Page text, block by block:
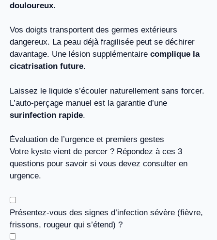
douloureux.
Vos doigts transportent des germes extérieurs
dangereux. La peau déjà fragilisée peut se déchirer
davantage. Une lésion supplémentaire complique la
cicatrisation future.
Laissez le liquide s’écouler naturellement sans forcer.
L’auto-perçage manuel est la garantie d’une
surinfection rapide.
Évaluation de l’urgence et premiers gestes
Votre kyste vient de percer ? Répondez à ces 3
questions pour savoir si vous devez consulter en
urgence.
Présentez-vous des signes d’infection sévère (fièvre,
frissons, rougeur qui s’étend) ?